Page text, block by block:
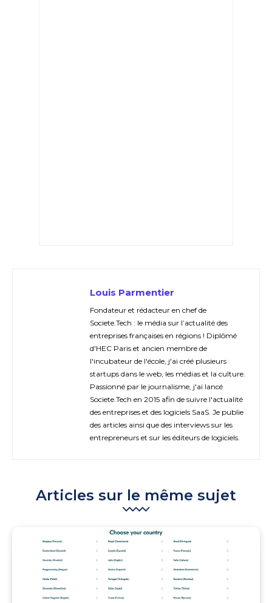
Louis Parmentier
Fondateur et rédacteur en chef de
Societe.Tech : le média sur l’actualité des
entreprises françaises en régions ! Diplômé
d'HEC Paris et ancien membre de
l'incubateur de l'école, j'ai créé plusieurs
startups dans le web, les médias et la culture.
Passionné par le journalisme, j'ai lancé
Societe.Tech en 2015 afin de suivre l'actualité
des entreprises et des logiciels SaaS. Je publie
des articles ainsi que des interviews sur les
entrepreneurs et sur les éditeurs de logiciels.
Articles sur le même sujet